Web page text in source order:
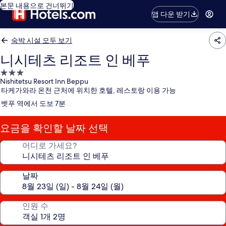
본문 내용으로 건너뛰기
앱 다운 받기
숙박 시설 모두 보기
니시테츠 리조트 인 베푸
3.0
성
급
숙
박
시
설
Nishitetsu Resort Inn Beppu
타케가와라 온천 근처에 위치한 호텔, 레스토랑 이용 가능
벳푸 역에서 도보 7분
요금을 확인할 날짜 선택
어디로 가세요?
날짜
인원 수